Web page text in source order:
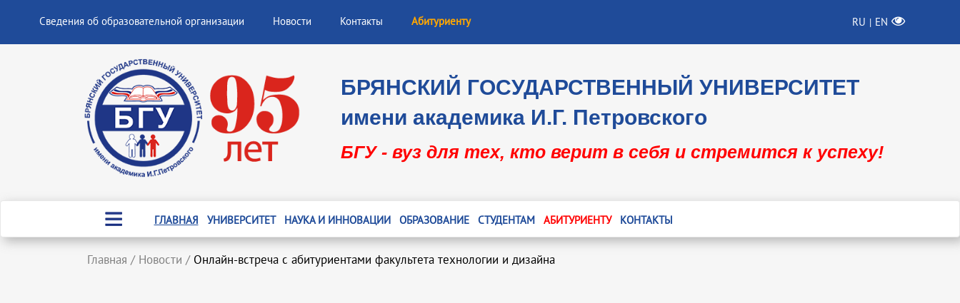
Сведения об образовательной организации Новости Контакты Абитуриенту RU | EN
БРЯНСКИЙ ГОСУДАРСТВЕННЫЙ УНИВЕРСИТЕТ
имени академика И.Г. Петровского
БГУ - вуз для тех, кто верит в себя и стремится к успеху!
ГЛАВНАЯ УНИВЕРСИТЕТ НАУКА И ИННОВАЦИИ ОБРАЗОВАНИЕ СТУДЕНТАМ АБИТУРИЕНТУ КОНТАКТЫ
Главная / Новости / Онлайн-встреча с абитуриентами факультета технологии и дизайна